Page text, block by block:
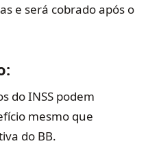
e será cobrado após o
do INSS podem
mesmo que
do BB.